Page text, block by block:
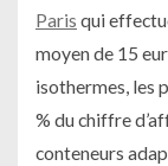
Paris qui
moyen de 15
isothermes, les
% du chiffre
conteneurs